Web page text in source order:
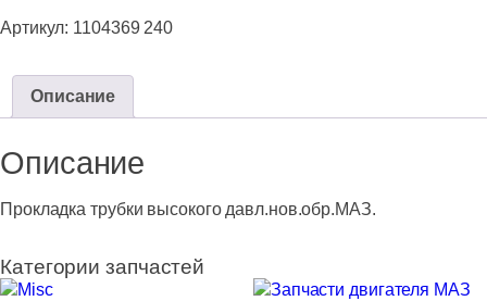
трубки
давл.нов.обр.МАЗ.
Артикул: 1104369 240
Описание
Описание
Прокладка трубки высокого давл.нов.обр.МАЗ.
Категории запчастей